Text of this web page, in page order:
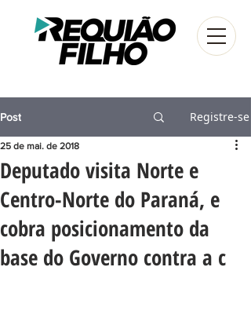
Post Registre-se
Deputado visita Norte e
Centro-Norte do Paraná, e
cobra posicionamento da
base do Governo contra a c
25 de mai. de 2018